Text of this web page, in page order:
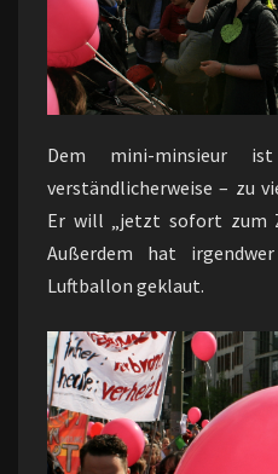
Dem mini-minsieur
verständlicherweise – zu
Er will „jetzt sofort zum
Außerdem hat
Luftballon geklaut.